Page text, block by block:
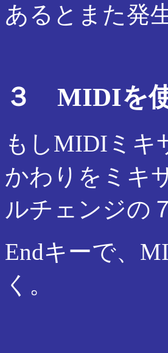
あるとまた発
３ MIDIを
もしMIDIミキ
かわりをミキ
ルチェンジの
Endキーで、
く。